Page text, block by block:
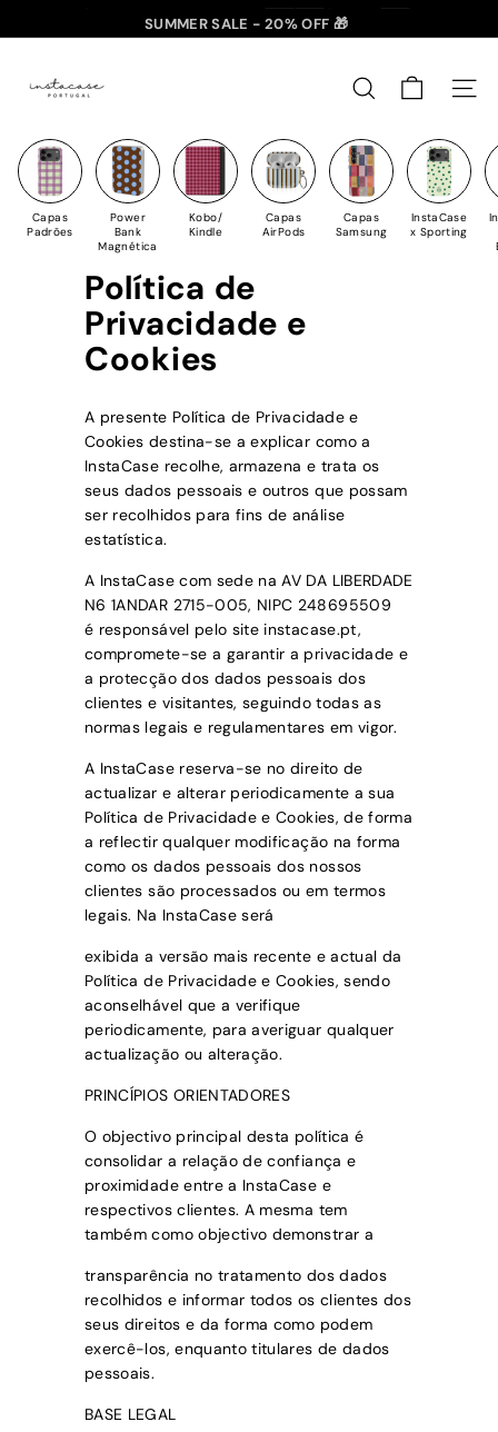
para
Conteúdo
slideshow
✈️ PORTES GRÁTIS: +35€ 🇵🇹🇪🇸 | +50€ 🇪🇺
SUMMER SALE - 20% OFF 🎁
n
t
a
C
a
PESQUISAR
Capas
Padrões
Power
Bank
Magnética
Kobo/
Kindle
Capas
AirPods
Capas
Samsung
InstaCase
x Sporting
Política de
Privacidade e
Cookies
A presente Política de Privacidade e
Cookies destina-se a explicar como a
InstaCase recolhe, armazena e trata os
seus dados pessoais e outros que possam
ser recolhidos para fins de análise
estatística.
A InstaCasecom sede naAV DA LIBERDADE
N6 1ANDAR 2715-005, NIPC 248695509
é responsável pelo site instacase.pt,
compromete-se a garantir a privacidade e
a protecçãodos dados pessoais dos
clientes e visitantes, seguindo todas as
normas legais e regulamentares em vigor.
A InstaCase reserva-se no direito de
actualizar e alterar periodicamente a sua
Política de Privacidade e Cookies, de forma
a reflectir qualquer modificação na forma
como os dados pessoais dos nossos
clientes são processados ou em termos
legais. Na InstaCaseserá
exibida a versão mais recente e actual da
Política de Privacidade e Cookies, sendo
aconselhável que a verifique
periodicamente, para averiguar qualquer
actualização ou alteração.
PRINCÍPIOS ORIENTADORES
O objectivo principal desta política é
consolidar a relação de confiança e
proximidade entre a InstaCase e
respectivos clientes. A mesma tem
também como objectivo demonstrar a
transparência no tratamento dos dados
recolhidos e informar todos os clientes dos
seus direitos e da forma como podem
exercê-los, enquanto titulares de dados
pessoais.
BASE LEGAL